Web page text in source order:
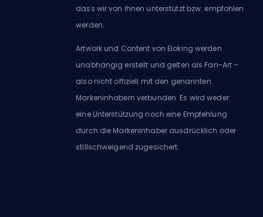
dass wir von ihnen unterstützt bzw. empfohlen
werden.
Artwork und Content von Eloking werden
unabhängig erstellt und gelten als Fan-Art –
also nicht offiziell mit den genannten
Markeninhabern verbunden. Es wird weder
eine Unterstützung noch eine Empfehlung
durch die Markeninhaber ausdrücklich oder
stillschweigend zugesichert.